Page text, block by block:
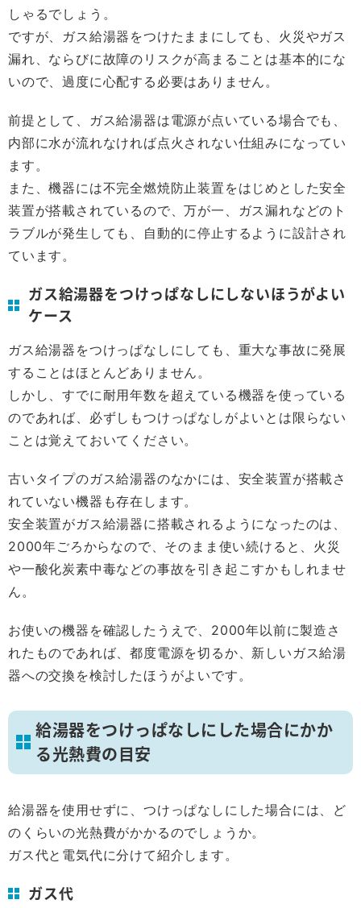
しゃるでしょう。
ですが、ガス給湯器をつけたままにしても、火災やガス
漏れ、ならびに故障のリスクが高まることは基本的にな
いので、過度に心配する必要はありません。
前提として、ガス給湯器は電源が点いている場合でも、
内部に水が流れなければ点火されない仕組みになってい
ます。
また、機器には不完全燃焼防止装置をはじめとした安全
装置が搭載されているので、万が一、ガス漏れなどのト
ラブルが発生しても、自動的に停止するように設計され
ています。
ガス給湯器をつけっぱなしにしないほうがよい
ケース
ガス給湯器をつけっぱなしにしても、重大な事故に発展
することはほとんどありません。
しかし、すでに耐用年数を超えている機器を使っている
のであれば、必ずしもつけっぱなしがよいとは限らない
ことは覚えておいてください。
古いタイプのガス給湯器のなかには、安全装置が搭載さ
れていない機器も存在します。
安全装置がガス給湯器に搭載されるようになったのは、
2000年ごろからなので、そのまま使い続けると、火災
や一酸化炭素中毒などの事故を引き起こすかもしれませ
ん。
お使いの機器を確認したうえで、2000年以前に製造さ
れたものであれば、都度電源を切るか、新しいガス給湯
器への交換を検討したほうがよいです。
給湯器をつけっぱなしにした場合にかか
る光熱費の目安
給湯器を使用せずに、つけっぱなしにした場合には、ど
のくらいの光熱費がかかるのでしょうか。
ガス代と電気代に分けて紹介します。
ガス代